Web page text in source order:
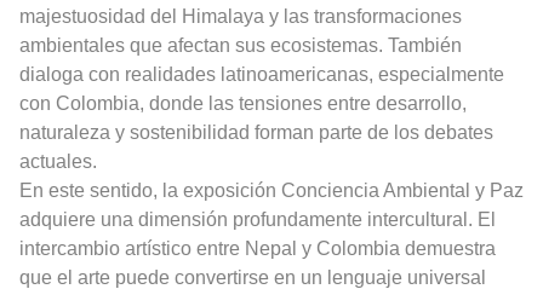
majestuosidad del Himalaya y las transformaciones
ambientales que afectan sus ecosistemas. También
dialoga con realidades latinoamericanas, especialmente
con Colombia, donde las tensiones entre desarrollo,
naturaleza y sostenibilidad forman parte de los debates
actuales.
En este sentido, la exposición Conciencia Ambiental y Paz
adquiere una dimensión profundamente intercultural. El
intercambio artístico entre Nepal y Colombia demuestra
que el arte puede convertirse en un lenguaje universal